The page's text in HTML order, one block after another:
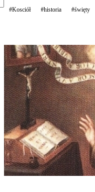
#Kosciół #historia #święty